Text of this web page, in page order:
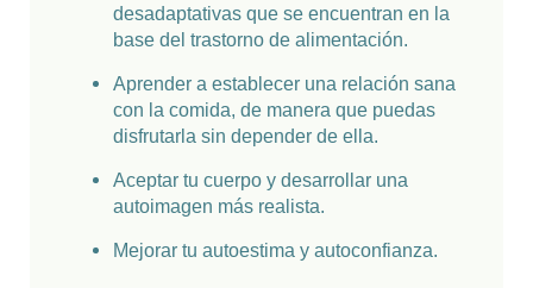
desadaptativas que se encuentran en la
base del trastorno de alimentación.
Aprender a establecer una relación sana
con la comida, de manera que puedas
disfrutarla sin depender de ella.
Aceptar tu cuerpo y desarrollar una
autoimagen más realista.
Mejorar tu autoestima y autoconfianza.